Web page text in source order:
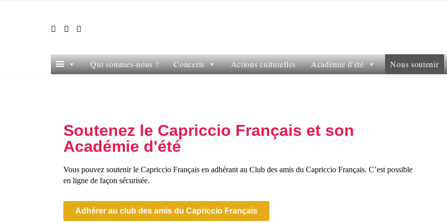
Qui sommes-nous ? Concerts Actions culturelles Académie d'été Nous soutenir
Soutenez le Capriccio Français et son
Académie d'été
Vous pouvez soutenir le Capriccio Français en adhérant au Club des amis du Capriccio Français. C’est possible
en ligne de façon sécurisée.
Adhérer au club des amis du Capriccio Français